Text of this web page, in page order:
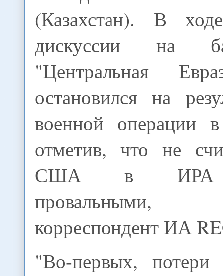
(Казахстан). В
дискуссии на
"Центральная
остановился на
военной операции
отметив, что не
США в ИРА
провальными,
корреспондент ИА
"Во-первых, потери